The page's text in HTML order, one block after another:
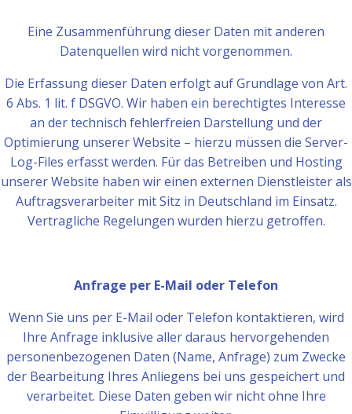
Eine Zusammenführung dieser Daten mit anderen
Datenquellen wird nicht vorgenommen.
Die Erfassung dieser Daten erfolgt auf Grundlage von Art.
6 Abs. 1 lit. f DSGVO. Wir haben ein berechtigtes Interesse
an der technisch fehlerfreien Darstellung und der
Optimierung unserer Website – hierzu müssen die Server-
Log-Files erfasst werden. Für das Betreiben und Hosting
unserer Website haben wir einen externen Dienstleister als
Auftragsverarbeiter mit Sitz in Deutschland im Einsatz.
Vertragliche Regelungen wurden hierzu getroffen.
Anfrage per E-Mail oder Telefon
Wenn Sie uns per E-Mail oder Telefon kontaktieren, wird
Ihre Anfrage inklusive aller daraus hervorgehenden
personenbezogenen Daten (Name, Anfrage) zum Zwecke
der Bearbeitung Ihres Anliegens bei uns gespeichert und
verarbeitet. Diese Daten geben wir nicht ohne Ihre